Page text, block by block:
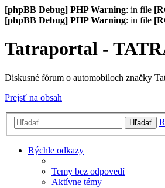
[phpBB Debug] PHP Warning: in file
[phpBB Debug] PHP Warning: in file
Tatraportal -
Diskusné fórum o automobiloch značky
Prejsť na obsah
Hľadať
Rýchle odkazy
Temy bez odpovedí
Aktívne témy